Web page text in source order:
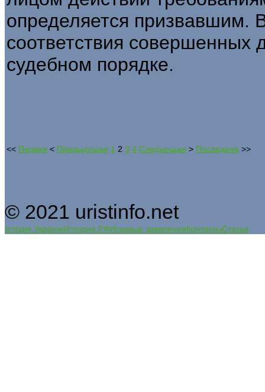
определяется призвавшим.
соответствия совершенных
судебном порядке.
<< Первая < Предыдущая 1 2 3 4 Следующая > Последняя >>
© 2021 uristinfo.net
Історія УкраїниИстория РФИсковые заявленияКонтактыСтатьи